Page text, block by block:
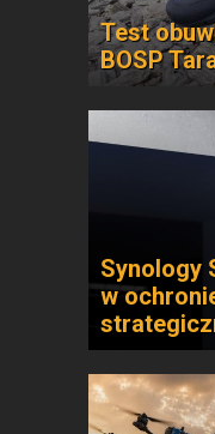
Test
BOSP
Synology
w